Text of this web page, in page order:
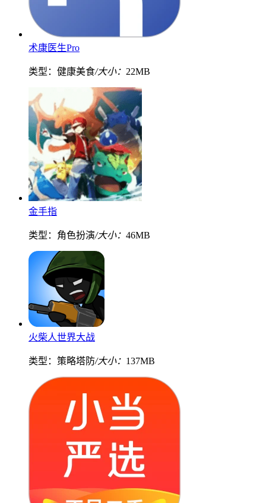
术康医生Pro
类型：健康美食/大小： 22MB
金手指
类型：角色扮演/大小： 46MB
火柴人世界大战
类型：策略塔防/大小： 137MB